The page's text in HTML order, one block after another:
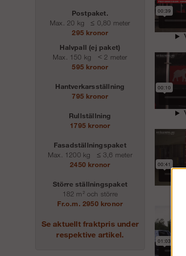
Postpaket.
Max. 20 kg
≤ 0,80 meter
295 kronor
Halvpall (ej paket)
Max. 150 kg < 2 meter
595 kronor
Hantverkarsställning
795 kronor
Rullställning
1795 kronor
Fasadställningspaket
Max. 1200 kg
≤ 3,6 meter
2450 kronor
Större ställningspaket
182 m² och större
Fr.o.m. 2950 kronor
Se aktuellt fraktpris under
respektive artikel.